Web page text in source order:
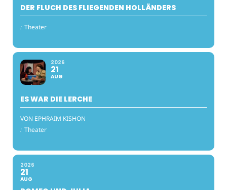
DER FLUCH DES FLIEGENDEN HOLLÄNDERS
: Theater
2026
21
AUG
ES WAR DIE LERCHE
VON EPHRAIM KISHON
: Theater
2026
21
AUG